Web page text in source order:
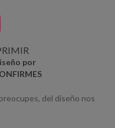
por
del diseño nos